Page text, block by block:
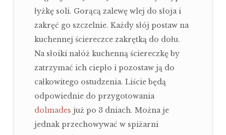
łyżkę soli. Gorącą zalewę wlej do słoja i
zakręć go szczelnie. Każdy słój postaw na
kuchennej ściereczce zakrętką do dołu.
Na słoiki nałóż kuchenną ściereczkę by
zatrzymać ich ciepło i pozostaw ją do
całkowitego ostudzenia. Liście będą
odpowiednie do przygotowania
dolmades już po 3 dniach. Można je
jednak przechowywać w spiżarni